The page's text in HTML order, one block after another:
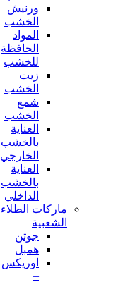
ورنيش
الخشب
المواد
الحافظة
للخشب
زيت
الخشب
شمع
الخشب
العناية
بالخشب
الخارجي
العناية
بالخشب
الداخلي
ماركات الطلاء
الشعبية
جوتن
همبل
اوريكس
–